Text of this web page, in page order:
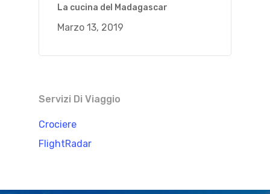
La cucina del Madagascar
Marzo 13, 2019
Servizi Di Viaggio
Crociere
FlightRadar